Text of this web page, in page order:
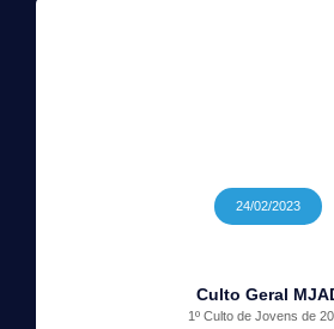
24/02/2023
Culto Geral
1º Culto de Jovens de